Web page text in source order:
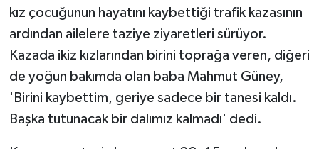
kız çocuğunun hayatını kaybettiği trafik kazasının
ardından ailelere taziye ziyaretleri sürüyor.
Kazada ikiz kızlarından birini toprağa veren, diğeri
de yoğun bakımda olan baba Mahmut Güney,
'Birini kaybettim, geriye sadece bir tanesi kaldı.
Başka tutunacak bir dalımız kalmadı' dedi.